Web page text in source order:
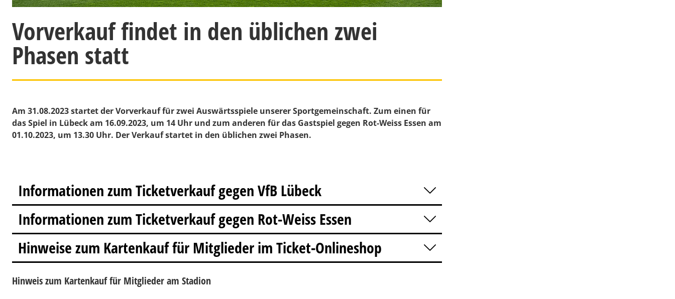
Vorverkauf findet in den üblichen zwei
Phasen statt
Am 31.08.2023 startet der Vorverkauf für zwei Auswärtsspiele unserer Sportgemeinschaft. Zum einen für
das Spiel in Lübeck am 16.09.2023, um 14 Uhr und zum anderen für das Gastspiel gegen Rot-Weiss Essen am
01.10.2023, um 13.30 Uhr. Der Verkauf startet in den üblichen zwei Phasen.
Informationen zum Ticketverkauf gegen VfB Lübeck
Informationen zum Ticketverkauf gegen Rot-Weiss Essen
Hinweise zum Kartenkauf für Mitglieder im Ticket-Onlineshop
Hinweis zum Kartenkauf für Mitglieder am Stadion